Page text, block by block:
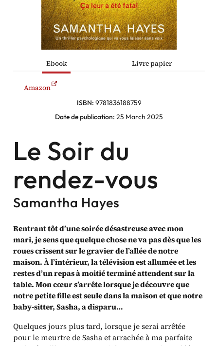
Facebook
Instagram
Ebook Livre papier
Amazon
ISBN: 9781836188759
Date de publication: 25 March 2025
Le Soir du
rendez-vous
Samantha Hayes
Rentrant tôt d’une soirée désastreuse avec mon
mari, je sens que quelque chose ne va pas dès que les
roues crissent sur le gravier de l’allée de notre
maison. À l’intérieur, la télévision est allumée et les
restes d’un repas à moitié terminé attendent sur la
table. Mon cœur s’arrête lorsque je découvre que
notre petite fille est seule dans la maison et que notre
baby-sitter, Sasha, a disparu…
Quelques jours plus tard, lorsque je serai arrêtée
pour le meurtre de Sasha et arrachée à ma parfaite